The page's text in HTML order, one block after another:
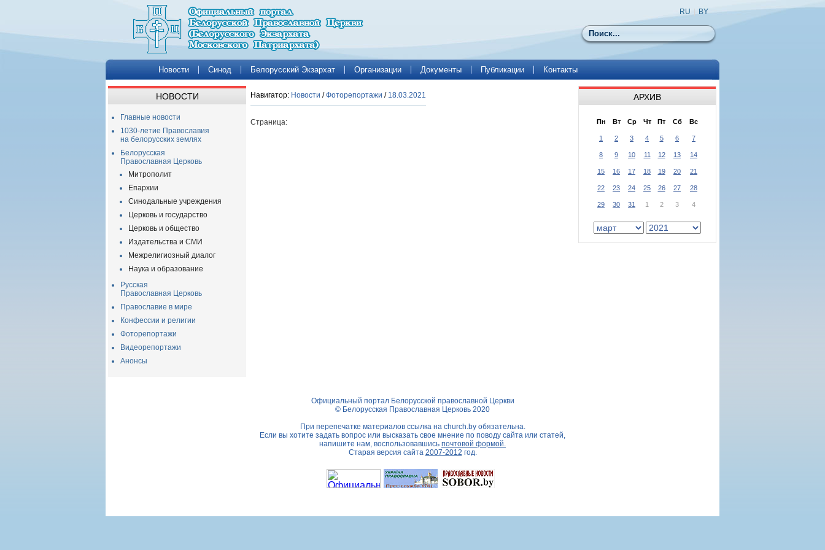
Поиск
RU BY
Новости Синод Белорусский Экзархат Организации Документы Публикации Контакты
НОВОСТИ
Главные новости
1030-летие Православия
на белорусских землях
Белорусская
Православная Церковь
Митрополит
Епархии
Синодальные учреждения
Церковь и государство
Церковь и общество
Издательства и СМИ
Межрелигиозный диалог
Наука и образование
Русская
Православная Церковь
Православие в мире
Конфессии и религии
Фоторепортажи
Видеорепортажи
Анонсы
Навигатор: Новости /Фоторепортажи / 18.03.2021
Страница:
АРХИВ
Пн Вт Ср Чт Пт Сб Вс
1 2 3 4 5 6 7
8 9 10 11 12 13 14
15 16 17 18 19 20 21
22 23 24 25 26 27 28
29 30 31 1 2 3 4
Официальный портал Белорусской православной Церкви
© Белорусская Православная Церковь 2020
При перепечатке материалов ссылка на church.byобязательна.
Если вы хотите задать вопрос или высказать свое мнение по поводу сайта или статей,
напишите нам, воспользовавшись почтовой формой.
Старая версия сайта 2007-2012 год.